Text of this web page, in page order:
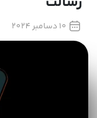
10 دسامبر 2024